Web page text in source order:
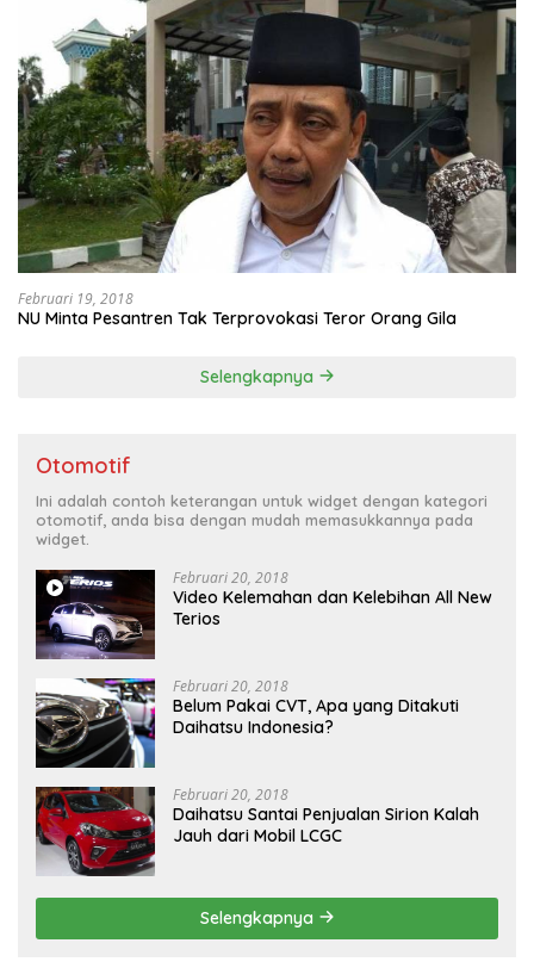
Februari 19, 2018
NU Minta Pesantren Tak Terprovokasi Teror Orang Gila
Selengkapnya
Otomotif
Ini adalah contoh keterangan untuk widget dengan kategori
otomotif, anda bisa dengan mudah memasukkannya pada
widget.
Februari 20, 2018
Video Kelemahan dan Kelebihan All New
Terios
Februari 20, 2018
Belum Pakai CVT, Apa yang Ditakuti
Daihatsu Indonesia?
Februari 20, 2018
Daihatsu Santai Penjualan Sirion Kalah
Jauh dari Mobil LCGC
Selengkapnya